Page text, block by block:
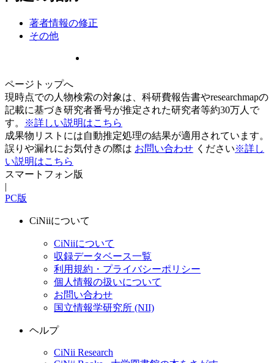
著者情報の修正
その他
ページトップへ
現時点での人物検索の対象は、科研費報告書やresearchmapの
記載に基づき研究者番号が推定された研究者等約30万人で
す。
※詳しい説明はこちら
成果物リストには自動推定処理の結果が適用されています。
誤りや漏れにお気付きの際は お問い合わせ ください※詳し
い説明はこちら
スマートフォン版
|
PC版
CiNiiについて
CiNiiについて
収録データベース一覧
利用規約・プライバシーポリシー
個人情報の扱いについて
お問い合わせ
国立情報学研究所 (NII)
ヘルプ
CiNii Research